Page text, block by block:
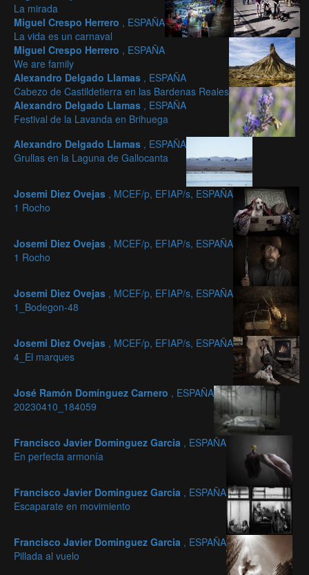
La mirada
Miguel Crespo Herrero , ESPAÑA
La vida es un carnaval
Miguel Crespo Herrero , ESPAÑA
We are family
Alexandro Delgado Llamas , ESPAÑA
Cabezo de Castildetierra en las Bardenas Reales
Alexandro Delgado Llamas , ESPAÑA
Festival de la Lavanda en Brihuega
Alexandro Delgado Llamas , ESPAÑA
Grullas en la Laguna de Gallocanta
Josemi Diez Ovejas , MCEF/p, EFIAP/s, ESPAÑA
1 Rocho
Josemi Diez Ovejas , MCEF/p, EFIAP/s, ESPAÑA
1 Rocho
Josemi Diez Ovejas , MCEF/p, EFIAP/s, ESPAÑA
1_Bodegon-48
Josemi Diez Ovejas , MCEF/p, EFIAP/s, ESPAÑA
4_El marques
José Ramón Domínguez Carnero , ESPAÑA
20230410_184059
Francisco Javier Dominguez Garcia , ESPAÑA
En perfecta armonía
Francisco Javier Dominguez Garcia , ESPAÑA
Escaparate en movimiento
Francisco Javier Dominguez Garcia , ESPAÑA
Pillada al vuelo